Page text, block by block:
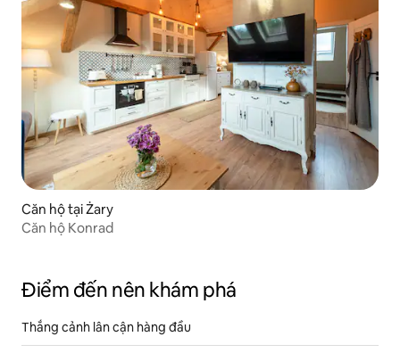
Căn hộ tại Żary
Căn hộ Konrad
Điểm đến nên khám phá
Thắng cảnh lân cận hàng đầu